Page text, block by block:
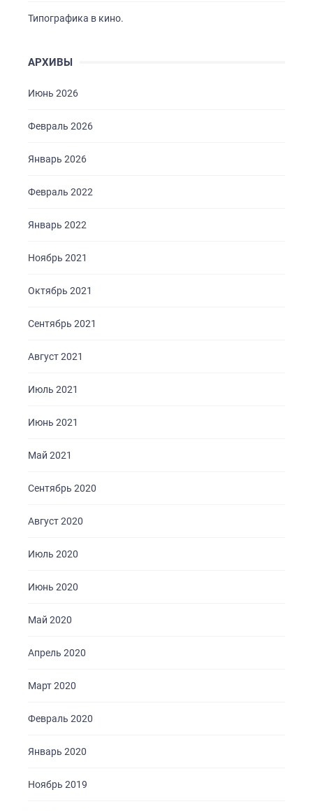
Типографика в кино.
АРХИВЫ
Июнь 2026
Февраль 2026
Январь 2026
Февраль 2022
Январь 2022
Ноябрь 2021
Октябрь 2021
Сентябрь 2021
Август 2021
Июль 2021
Июнь 2021
Май 2021
Сентябрь 2020
Август 2020
Июль 2020
Июнь 2020
Май 2020
Апрель 2020
Март 2020
Февраль 2020
Январь 2020
Ноябрь 2019